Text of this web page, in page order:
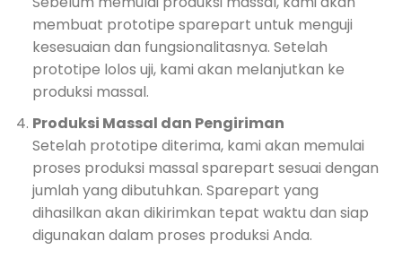
membuat prototipe sparepart untuk menguji
kesesuaian dan fungsionalitasnya. Setelah
prototipe lolos uji, kami akan melanjutkan ke
produksi massal.
Produksi Massal dan Pengiriman
Setelah prototipe diterima, kami akan memulai
proses produksi massal sparepart sesuai dengan
jumlah yang dibutuhkan. Sparepart yang
dihasilkan akan dikirimkan tepat waktu dan siap
digunakan dalam proses produksi Anda.